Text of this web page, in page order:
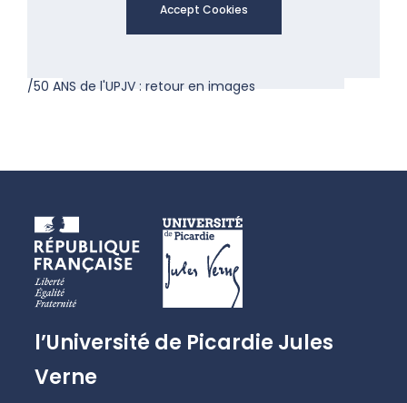
Accept Cookies
/50 ANS de l'UPJV : retour en images
l’Université de Picardie Jules
Verne